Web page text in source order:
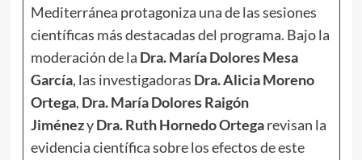
Mediterránea protagoniza una de las sesiones
científicas más destacadas del programa. Bajo la
moderación de la Dra. María Dolores Mesa
García, las investigadoras Dra. Alicia Moreno
Ortega, Dra. María Dolores Raigón
JiménezyDra. Ruth Hornedo Ortegarevisan la
evidencia científica sobre los efectos de este